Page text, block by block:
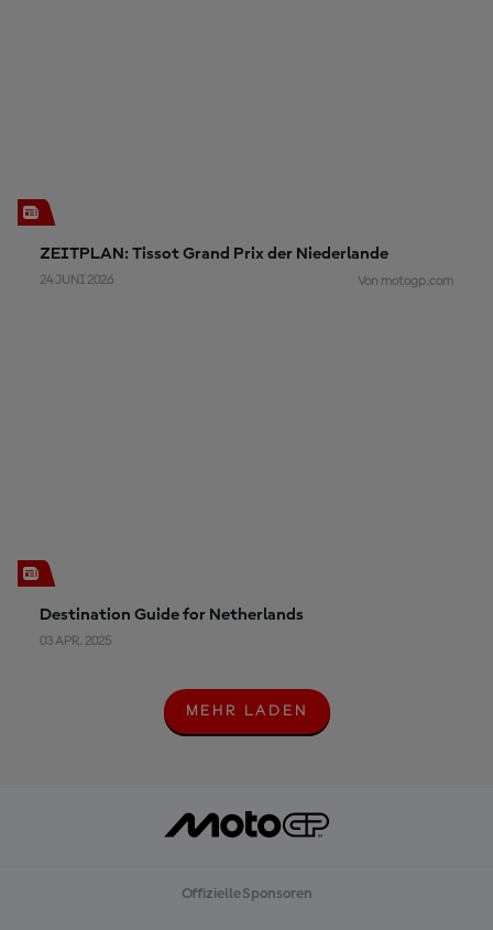
ZEITPLAN: Tissot Grand Prix der Niederlande
24 JUNI 2026 Von motogp.com
Destination Guide for Netherlands
03 APR. 2025
M
E
A
D
MEHR LADEN
Offizielle Sponsoren